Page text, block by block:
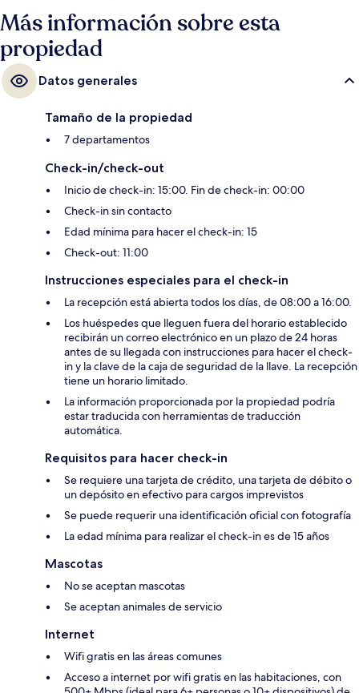
Más información sobre esta
propiedad
Datos generales
Tamaño de la propiedad
7 departamentos
Check-in/check-out
Inicio de check-in: 15:00. Fin de check-in: 00:00
Check-in sin contacto
Edad mínima para hacer el check-in: 15
Check-out: 11:00
Instrucciones especiales para el check-in
La recepción está abierta todos los días, de 08:00 a 16:00.
Los huéspedes que lleguen fuera del horario establecido
recibirán un correo electrónico en un plazo de 24 horas
antes de su llegada con instrucciones para hacer el check-
in y la clave de la caja de seguridad de la llave. La recepción
tiene un horario limitado.
La información proporcionada por la propiedad podría
estar traducida con herramientas de traducción
automática.
Requisitos para hacer check-in
Se requiere una tarjeta de crédito, una tarjeta de débito o
un depósito en efectivo para cargos imprevistos
Se puede requerir una identificación oficial con fotografía
La edad mínima para realizar el check-in es de 15 años
Mascotas
No se aceptan mascotas
Se aceptan animales de servicio
Internet
Wifi gratis en las áreas comunes
Acceso a internet por wifi gratis en las habitaciones, con